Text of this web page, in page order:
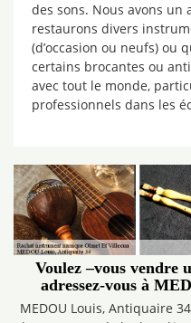
des sons. Nous avons un
restaurons divers
(d’occasion ou neufs) ou
certains brocantes ou
avec tout le monde,
professionnels dans les
Voulez –vous vendre
adressez-vous à
MEDOU Louis, Antiquaire